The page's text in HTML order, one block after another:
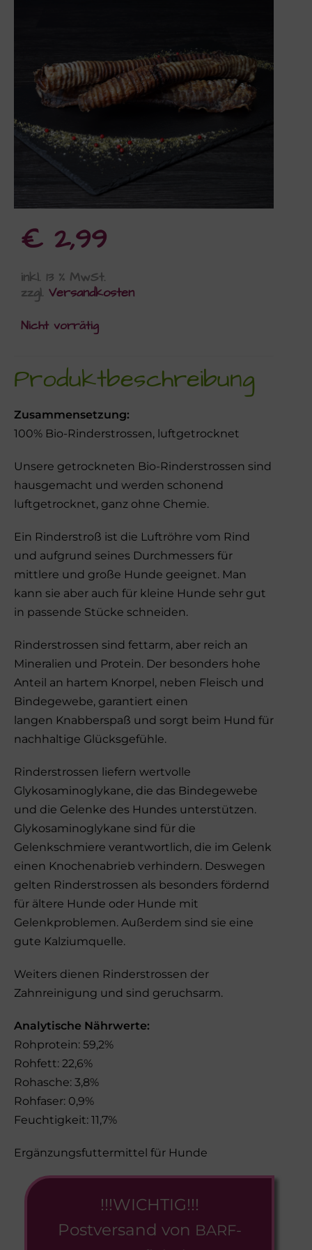
!!!WICHTIG!!!
Postversand von BARF-
€ 2,99
inkl. 13 % MwSt.
zzgl. Versandkosten
Nicht vorrätig
Produktbeschreibung
Zusammensetzung:
100% Bio-Rinderstrossen, luftgetrocknet
Unsere getrockneten Bio-Rinderstrossen sind
hausgemacht und werden schonend
luftgetrocknet, ganz ohne Chemie.
Ein Rinderstroß ist die Luftröhre vom Rind
und aufgrund seines Durchmessers für
mittlere und große Hunde geeignet. Man
kann sie aber auch für kleine Hunde sehr gut
in passende Stücke schneiden.
Rinderstrossen sind fettarm, aber reich an
Mineralien und Protein. Der besonders hohe
Anteil an hartem Knorpel, neben Fleisch und
Bindegewebe, garantiert einen
langen Knabberspaß und sorgt beim Hund für
nachhaltige Glücksgefühle.
Rinderstrossen liefern wertvolle
Glykosaminoglykane, die das Bindegewebe
und die Gelenke des Hundes unterstützen.
Glykosaminoglykane sind für die
Gelenkschmiere verantwortlich, die im Gelenk
einen Knochenabrieb verhindern. Deswegen
gelten Rinderstrossen als besonders fördernd
für ältere Hunde oder Hunde mit
Gelenkproblemen. Außerdem sind sie eine
gute Kalziumquelle.
Weiters dienen Rinderstrossen der
Zahnreinigung und sind geruchsarm.
Analytische Nährwerte:
Rohprotein: 59,2%
Rohfett: 22,6%
Rohasche: 3,8%
Rohfaser: 0,9%
Feuchtigkeit: 11,7%
Ergänzungsfuttermittel für Hunde